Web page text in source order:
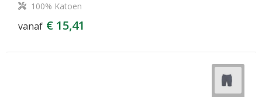
100% Katoen
vanaf € 15,41